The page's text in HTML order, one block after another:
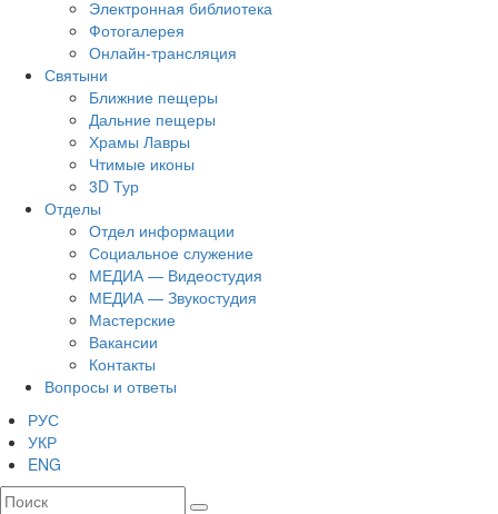
Электронная библиотека
Фотогалерея
Онлайн-трансляция
Святыни
Ближние пещеры
Дальние пещеры
Храмы Лавры
Чтимые иконы
3D Тур
Отделы
Отдел информации
Социальное служение
МЕДИА — Видеостудия
МЕДИА — Звукостудия
Мастерские
Вакансии
Контакты
Вопросы и ответы
РУС
УКР
ENG